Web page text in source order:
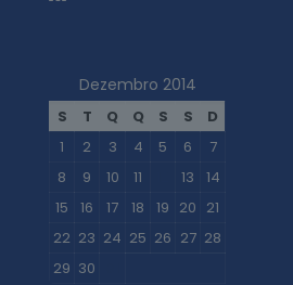
Dezembro 2014
S T Q Q S S
D
1
2 3 4 5 6
7
8
9 10 11 13
14
15
16 17 18 19 20 21
22 23 24 25 26 27 28
29 30